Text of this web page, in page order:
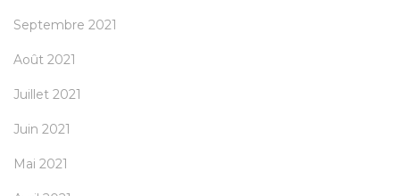
Septembre 2021
Août 2021
Juillet 2021
Juin 2021
Mai 2021